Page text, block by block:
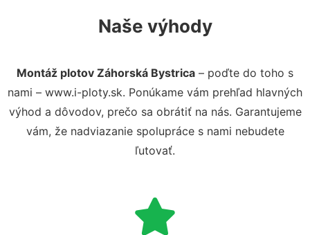
Naše výhody
Montáž plotov Záhorská Bystrica – poďte do toho s
nami – www.i-ploty.sk. Ponúkame vám prehľad hlavných
výhod a dôvodov, prečo sa obrátiť na nás. Garantujeme
vám, že nadviazanie spolupráce s nami nebudete
ľutovať.